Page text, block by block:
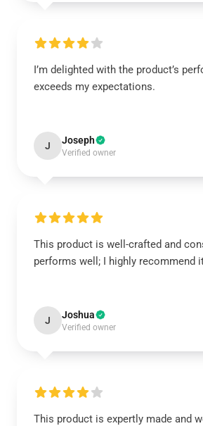
I’m delighted with the product’s
exceeds my expectations.
J Joseph
Verified owner
This product is well-crafted and
performs well; I highly recommend
J Joshua
Verified owner
This product is expertly made and